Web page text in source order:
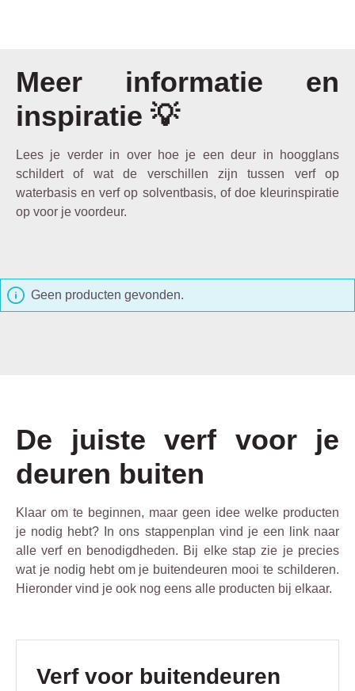
Meer informatie en
inspiratie 💡
Lees je verder in over hoe je een deur in hoogglans
schildert of wat de verschillen zijn tussen verf op
waterbasis en verf op solventbasis, of doe kleurinspiratie
op voor je voordeur.
Geen producten gevonden.
De juiste verf voor je
deuren buiten
Klaar om te beginnen, maar geen idee welke producten
je nodig hebt? In ons stappenplan vind je een link naar
alle verf en benodigdheden. Bij elke stap zie je precies
wat je nodig hebt om je buitendeuren mooi te schilderen.
Hieronder vind je ook nog eens alle producten bij elkaar.
Productgalerij overslaan
Verf voor buitendeuren